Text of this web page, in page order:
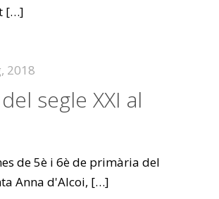
[…]
2018
segle XXI al
de 5è i 6è de primària del
Anna d'Alcoi, […]